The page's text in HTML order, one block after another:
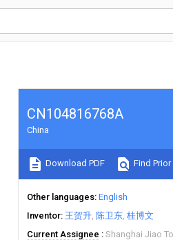
CN104816768A
China
Download PDF Find Prior
Other languages English
Inventor 王贺升 陈卫东 桂博文
Current Assignee
Shanghai Jiao